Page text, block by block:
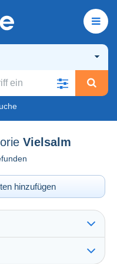
Vielsalm
hinzufügen